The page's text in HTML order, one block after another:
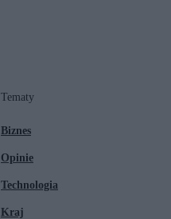
Tematy
Biznes
Opinie
Technologia
Kraj